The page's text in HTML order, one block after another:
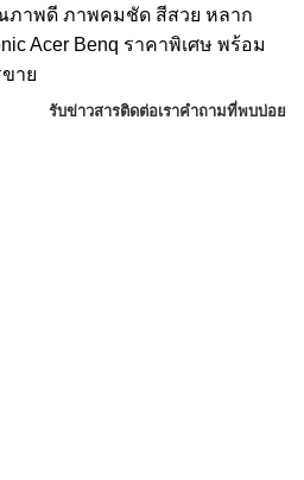
ภาพดี ภาพคมชัด สีสวย หลาก
Acer Benq ราคาพิเศษ พร้อม
าย
รับข่าวสารติดต่อเราคำถามที่พบบ่อย